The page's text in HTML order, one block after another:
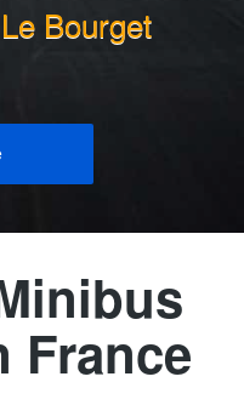
Bourget
France